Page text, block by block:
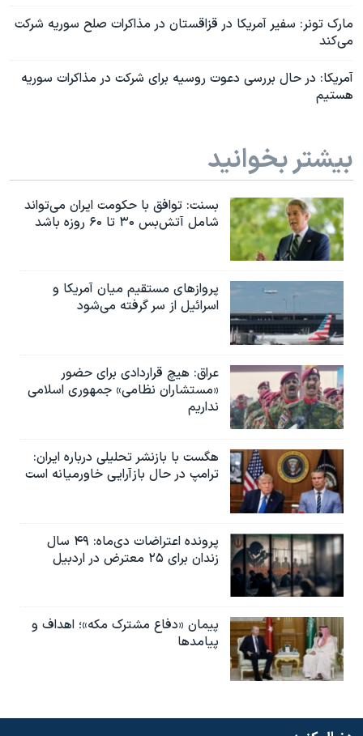
مارک تونر: سفیر آمریکا در قزاقستان در مذاکرات صلح سوریه شرکت
می‌کند
آمریکا: در حال بررسی دعوت روسیه برای شرکت در مذاکرات سوریه
هستیم
بیشتر بخوانید
بسنت: توافق با حکومت ایران می‌تواند
شامل آتش‌بس ۳۰ تا ۶۰ روزه باشد
پروازهای مستقیم میان آمریکا و
اسرائیل از سر گرفته می‌شود
عراق: هیچ قراردادی برای حضور
«مستشاران نظامی» جمهوری اسلامی
نداریم
هگست با بازنشر تحلیلی درباره ایران:
ترامپ در حال بازآرایی خاورمیانه است
پرونده اعتراضات دی‌ماه: ۴۹ سال
زندان برای ۲۵ معترض در اردبیل
پیمان «دفاع مشترک مکه»؛ اهداف و
پیامدها